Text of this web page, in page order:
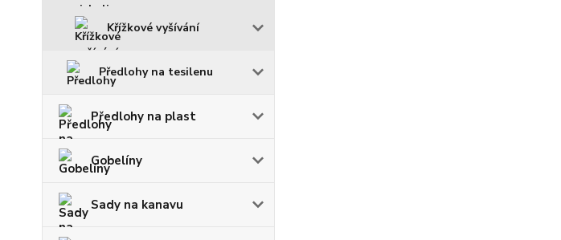
Křížkové vyšívání
Předlohy na tesilenu
Předlohy na plast
Gobelíny
Sady na kanavu